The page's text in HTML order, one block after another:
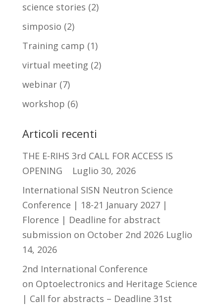
science stories (2)
simposio (2)
Training camp (1)
virtual meeting (2)
webinar(7)
workshop (6)
Articoli recenti
THE E-RIHS 3rd CALL FOR ACCESS IS
OPENING
Luglio 30, 2026
International SISN Neutron Science
Conference | 18-21 January 2027 |
Florence | Deadline for abstract
submission on October 2nd 2026 Luglio
14, 2026
2nd International Conference
on Optoelectronics and Heritage Science
| Call for abstracts – Deadline 31st